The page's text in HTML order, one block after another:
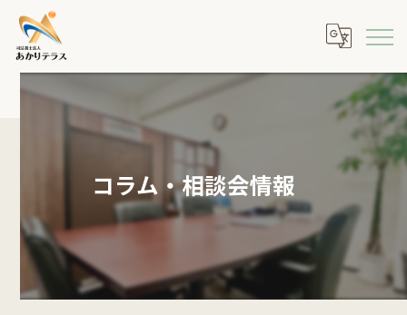
コラム・相談会情報